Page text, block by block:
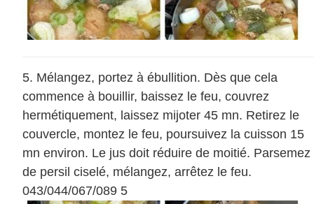
Mélangez, portez à ébullition. Dès que cela
commence à bouillir, baissez le feu, couvrez
hermétiquement, laissez mijoter 45 mn. Retirez le
couvercle, montez le feu, poursuivez la cuisson 15
mn environ. Le jus doit réduire de moitié. Parsemez
de persil ciselé, mélangez, arrêtez le feu.
043/044/067/089 5